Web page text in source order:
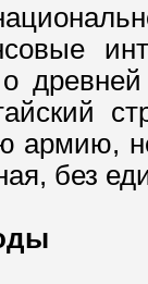
армию,
без